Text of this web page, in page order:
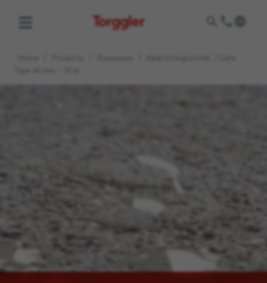
Torggler